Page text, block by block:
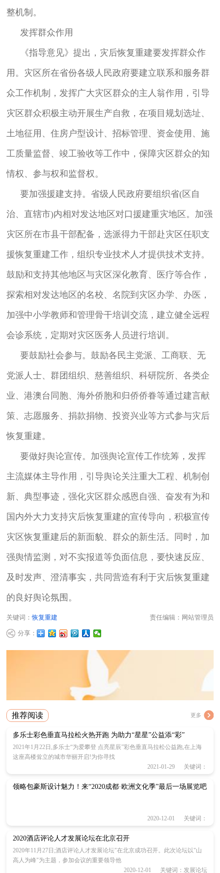
整机制。
发挥群众作用
《指导意见》提出，灾后恢复重建要发挥群众作
用。灾区所在省份各级人民政府要建立联系和服务群
众工作机制，发挥广大灾区群众的主人翁作用，引导
灾区群众积极主动开展生产自救，在项目规划选址、
土地征用、住房户型设计、招标管理、资金使用、施
工质量监督、竣工验收等工作中，保障灾区群众的知
情权、参与权和监督权。
要加强援建支持。省级人民政府要组织省(区自
治、直辖市)内相对发达地区对口援建重灾地区。加强
灾区所在市县干部配备，选派得力干部赴灾区任职支
援恢复重建工作，组织专业技术人才提供技术支持。
鼓励和支持其他地区与灾区深化教育、医疗等合作，
探索相对发达地区的名校、名院到灾区办学、办医，
加强中小学教师和管理骨干培训交流，建立健全远程
会诊系统，定期对灾区医务人员进行培训。
要鼓励社会参与。鼓励各民主党派、工商联、无
党派人士、群团组织、慈善组织、科研院所、各类企
业、港澳台同胞、海外侨胞和归侨侨眷等通过建言献
策、志愿服务、捐款捐物、投资兴业等方式参与灾后
恢复重建。
要做好舆论宣传。加强舆论宣传工作统筹，发挥
主流媒体主导作用，引导舆论关注重大工程、机制创
新、典型事迹，强化灾区群众感恩自强、奋发有为和
国内外大力支持灾后恢复重建的宣传导向，积极宣传
灾区恢复重建后的新面貌、群众的新生活。同时，加
强舆情监测，对不实报道等负面信息，要快速反应、
及时发声、澄清事实，共同营造有利于灾后恢复重建
的良好舆论氛围。
关键词：恢复重建 责任编辑：网站管理员
分享：
推荐阅读 更多
多乐士彩色垂直马拉松火热开跑 为助力“星星”公益添“彩”
2021年1月22日,多乐士“为爱攀登 点亮星辰”彩色垂直马拉松公益跑,在上海
这座高楼耸立的城市华丽开启!为你寻找
2021-01-29 关键词：
领略包豪斯设计魅力！来“2020成都·欧洲文化季”最后一场展览吧
2020-12-01 关键词：
2020酒店评论人才发展论坛在北京召开
2020年11月27日;酒店评论人才发展论坛"在北京成功召开。此次论坛以"山
高人为峰"为主题，参加会议的重要领导他
2020-12-01 关键词：发展论坛